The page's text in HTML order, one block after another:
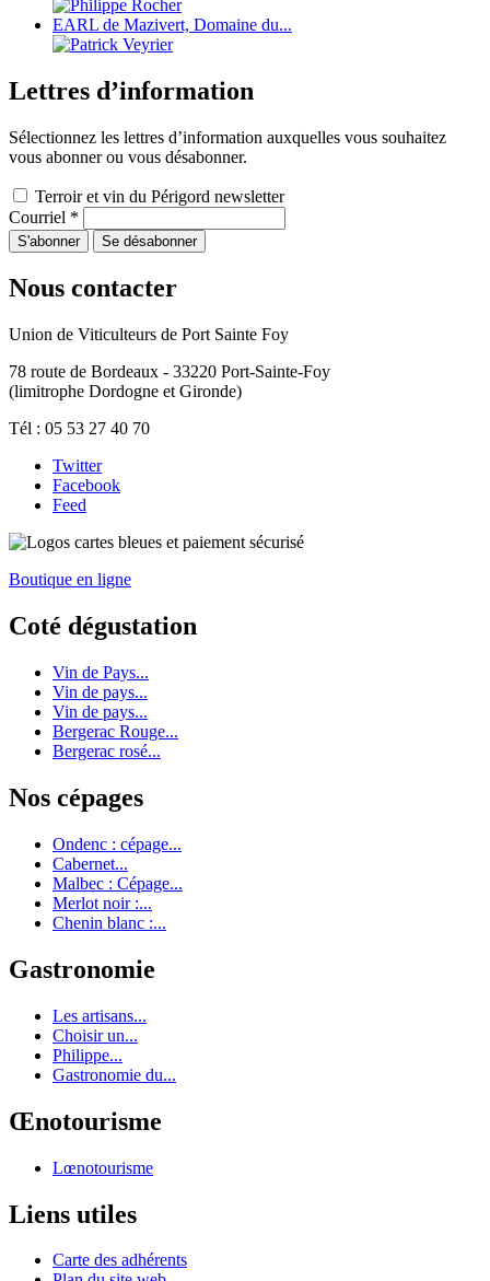
EARL de Mazivert, Domaine du...
Lettres d’information
Sélectionnez les lettres d’information auxquelles vous souhaitez
vous abonner ou vous désabonner.
Terroir et vin du Périgord newsletter
Courriel *
Nous contacter
Union de Viticulteurs de Port Sainte Foy
78 route de Bordeaux - 33220 Port-Sainte-Foy
(limitrophe Dordogne et Gironde)
Tél : 05 53 27 40 70
Twitter
Facebook
Feed
Boutique en ligne
Coté dégustation
Vin de Pays...
Vin de pays...
Vin de pays...
Bergerac Rouge...
Bergerac rosé...
Nos cépages
Ondenc : cépage...
Cabernet...
Malbec : Cépage...
Merlot noir :...
Chenin blanc :...
Gastronomie
Les artisans...
Choisir un...
Philippe...
Gastronomie du...
Œnotourisme
Lœnotourisme
Liens utiles
Carte des adhérents